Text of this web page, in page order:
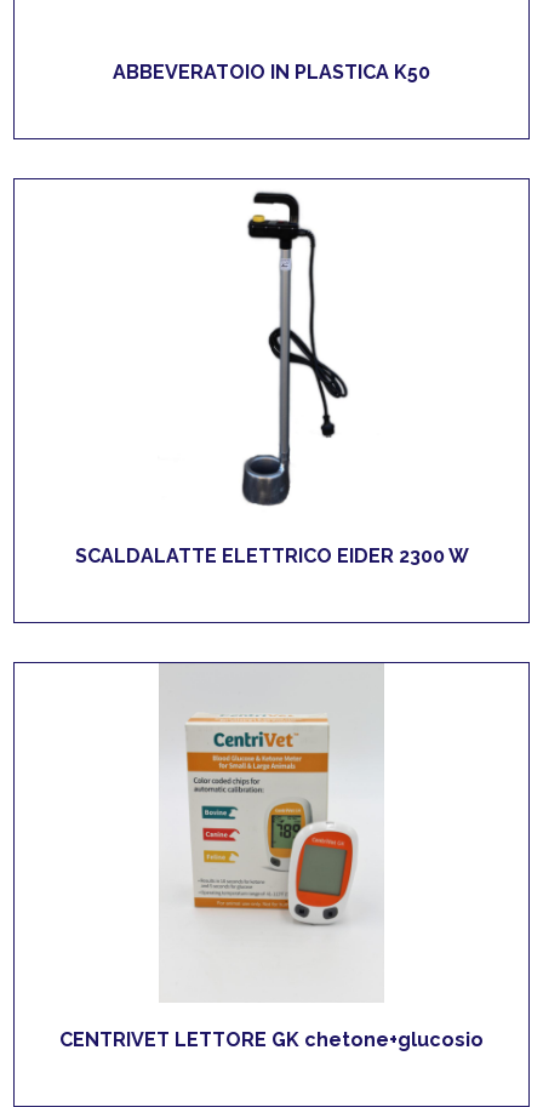
ABBEVERATOIO IN PLASTICA K50
SCALDALATTE ELETTRICO EIDER 2300 W
CENTRIVET LETTORE GK chetone+glucosio